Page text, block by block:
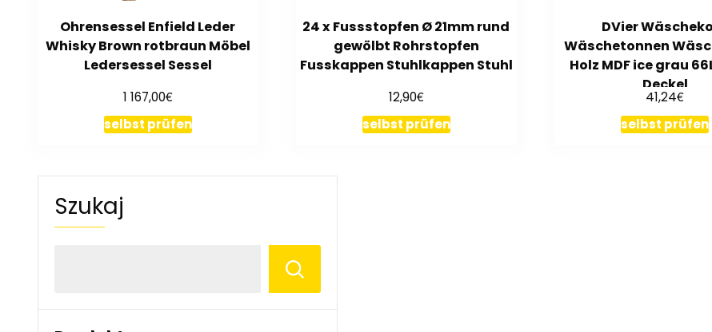
Ohrensessel Enfield Leder
Whisky Brown rotbraun Möbel
Ledersessel Sessel
1 167,00€
selbst prüfen
24 x Fussstopfen Ø 21mm rund
gewölbt Rohrstopfen
Fusskappen Stuhlkappen Stuhl
12,90€
selbst prüfen
DVier
Wäschetonnen
Holz MDF ice grau
Deckel
41,24€
selbst prüfen
Szukaj